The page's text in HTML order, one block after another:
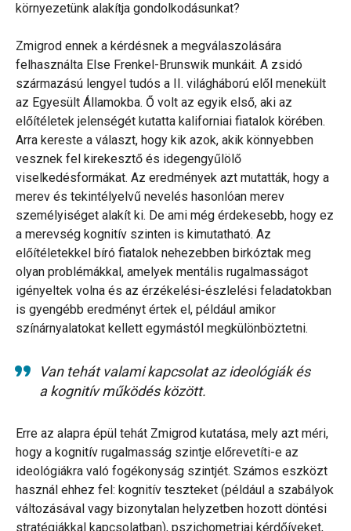
környezetünk alakítja gondolkodásunkat?
Zmigrod ennek a kérdésnek a megválaszolására
felhasználta Else Frenkel-Brunswik munkáit. A zsidó
származású lengyel tudós a II. világháború elől menekült
az Egyesült Államokba. Ő volt az egyik első, aki az
előítéletek jelenségét kutatta kaliforniai fiatalok körében.
Arra kereste a választ, hogy kik azok, akik könnyebben
vesznek fel kirekesztő és idegengyűlölő
viselkedésformákat. Az eredmények azt mutatták, hogy a
merev és tekintélyelvű nevelés hasonlóan merev
személyiséget alakít ki. De ami még érdekesebb, hogy ez
a merevség kognitív szinten is kimutatható. Az
előítéletekkel bíró fiatalok nehezebben birkóztak meg
olyan problémákkal, amelyek mentális rugalmasságot
igényeltek volna és az érzékelési-észlelési feladatokban
is gyengébb eredményt értek el, például amikor
színárnyalatokat kellett egymástól megkülönböztetni.
Van tehát valami kapcsolat az ideológiák és
a kognitív működés között.
Erre az alapra épül tehát Zmigrod kutatása, mely azt méri,
hogy a kognitív rugalmasság szintje előrevetíti-e az
ideológiákra való fogékonyság szintjét. Számos eszközt
használ ehhez fel: kognitív teszteket (például a szabályok
változásával vagy bizonytalan helyzetben hozott döntési
stratégiákkal kapcsolatban), pszichometriai kérdőíveket,